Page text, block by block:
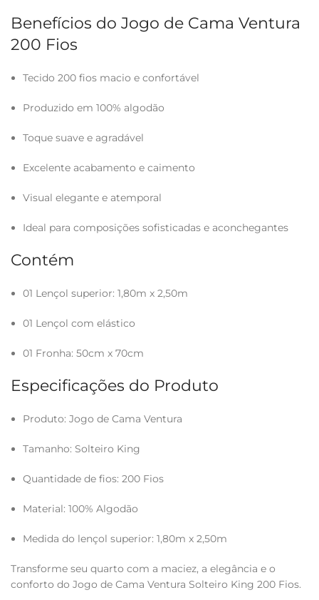
Benefícios do Jogo de Cama Ventura
200 Fios
Tecido 200 fios macio e confortável
Produzido em 100% algodão
Toque suave e agradável
Excelente acabamento e caimento
Visual elegante e atemporal
Ideal para composições sofisticadas e aconchegantes
Contém
01 Lençol superior: 1,80m x 2,50m
01 Lençol com elástico
01 Fronha: 50cm x 70cm
Especificações do Produto
Produto: Jogo de Cama Ventura
Tamanho: Solteiro King
Quantidade de fios: 200 Fios
Material: 100% Algodão
Medida do lençol superior: 1,80m x 2,50m
Transforme seu quarto com a maciez, a elegância e o
conforto do Jogo de Cama Ventura Solteiro King 200 Fios.